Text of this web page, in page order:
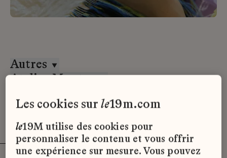
Autres
Atelier Montex
les cookies surle19m.com
le19M utilise des cookies pour
personnaliser le contenu et vous offrir
une expérience sur mesure. Vous pouvez